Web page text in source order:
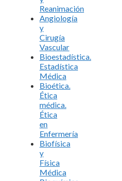
Reanimación
Angiología
y
Cirugía
Vascular
Bioestadística.
Estadística
Médica
Bioética.
Ética
médica.
Ética
en
Enfermería
Biofísica
y
Física
Médica